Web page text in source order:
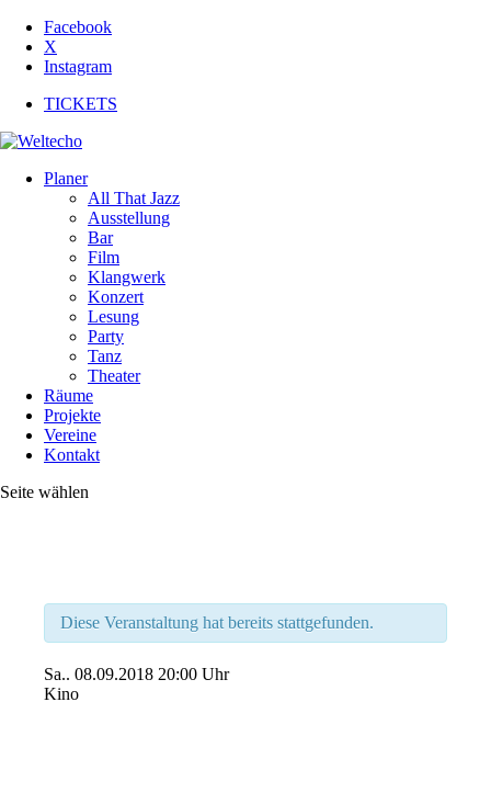
Facebook
X
Instagram
TICKETS
Planer
All That Jazz
Ausstellung
Bar
Film
Klangwerk
Konzert
Lesung
Party
Tanz
Theater
Räume
Projekte
Vereine
Kontakt
Seite wählen
Diese Veranstaltung hat bereits stattgefunden.
Sa.. 08.09.2018 20:00 Uhr
Kino